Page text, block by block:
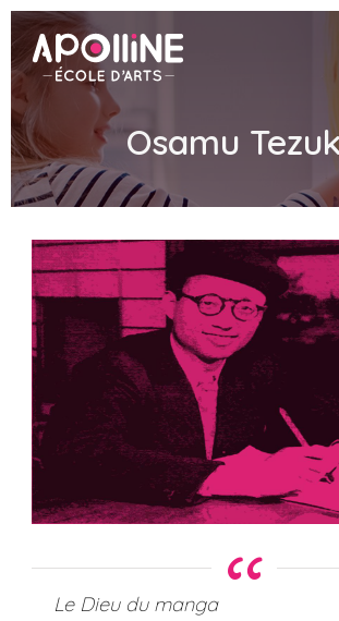
Apolline
–
École
Osamu
Le Dieu du manga